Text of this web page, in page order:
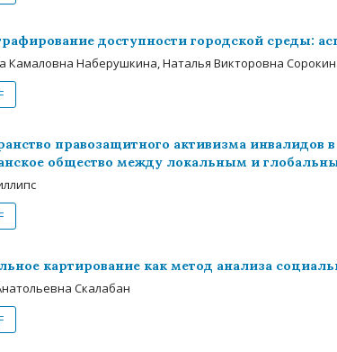
доступности городской среды:
Камаловна Наберушкина, Наталья Викторовна
правозащитного активизма
общество между локальным и
картирование как метод анализа
Скалабан